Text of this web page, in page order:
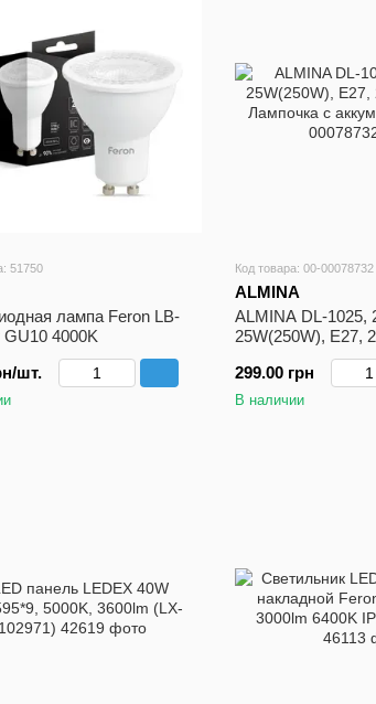
51750
лампа Feron LB-
GU10 4000K
шт.
Код товара: 00-00078732
ALMINA
ALMINA DL-1025,
25W(250W), E27,
Лампочка с
299.00 грн
В наличии